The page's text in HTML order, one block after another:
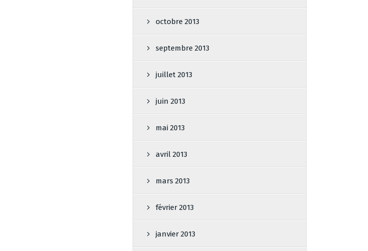
octobre 2013
septembre 2013
juillet 2013
juin 2013
mai 2013
avril 2013
mars 2013
février 2013
janvier 2013